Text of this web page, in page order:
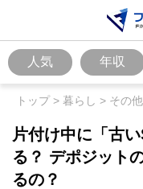
人気 年収
トップ> 暮らし > その他
片付け中に「古
る？ デポジット
るの？